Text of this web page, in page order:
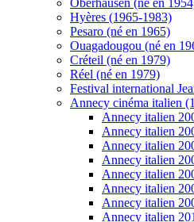
Oberhausen (né en
Hyères (1965-1983)
Pesaro (né en 1965)
Ouagadougou (né en
Créteil (né en 1979)
Réel (né en 1979)
Festival international
Annecy cinéma italien
Annecy italien
Annecy italien
Annecy italien
Annecy italien
Annecy italien
Annecy italien
Annecy italien
Annecy italien